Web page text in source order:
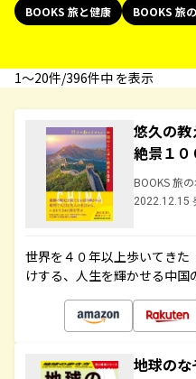
BOOKS 旅と健康
BOOKS 旅
1〜20件/396件中 を表示
悠久の教
絶景１０
BOOKS 旅
2022.12.15
世界を４０年以上歩いてき
けする、人生を輝かせる中
地球の